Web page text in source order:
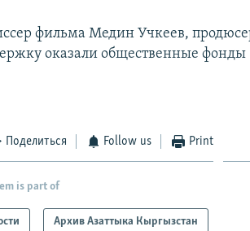
фильма Медин Учкеев,
оказали общественные фонды
Поделиться Follow us Print
is part of
Архив Азаттыка Кыргызстан